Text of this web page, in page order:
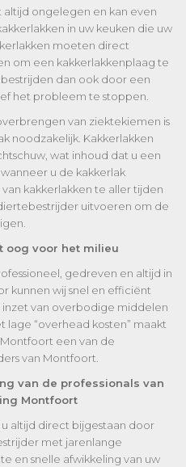
altijd ongelegen en kan even
in uw keuken die uw
moeten direct
om een kakkerlakkenplaag te
dan ook door een
het probleem te stoppen.
van ziektekiemen is
noodzakelijk. Kakkerlakken
wat inhoud dat u een
u de kakkerlak
kakkerlakken te aller tijden
uitvoeren om de
oog voor het milieu
gedreven en altijd in
kunnen wij snel en efficiënt
van overbodige middelen
“overhead kosten” maakt
een van de
van Montfoort.
van de professionals van
Montfoort
altijd direct bijgestaan door
met jarenlange
en snelle afwikkeling van uw